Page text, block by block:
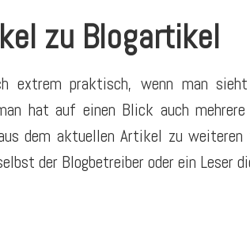
zu Blogartikel
extrem praktisch, wenn man
hat auf einen Blick auch
dem aktuellen Artikel zu weiteren
der Blogbetreiber oder ein Leser